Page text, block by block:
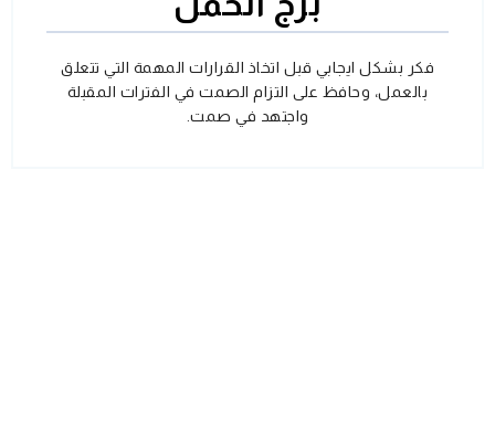
فكر بشكل ايجابي قبل اتخاذ القرارات المهمة التي تتعلق
بالعمل، وحافظ على التزام الصمت في الفترات المقبلة
واجتهد في صمت.